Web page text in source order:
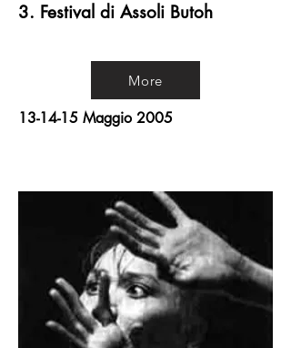
3. Festival di Assoli Butoh
More
13-14-15 Maggio 2005